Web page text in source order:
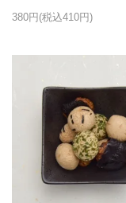
380円(税込410円)